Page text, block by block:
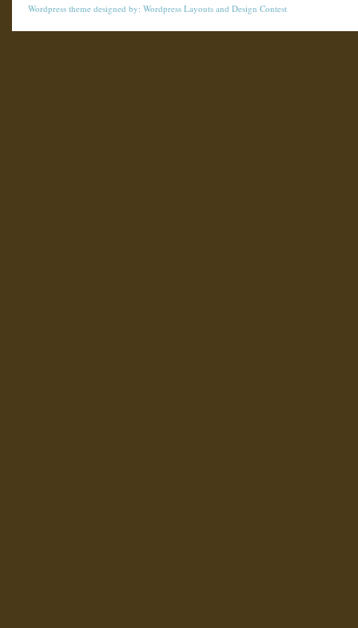
Wordpress theme designed by: Wordpress Layouts and Design Contest